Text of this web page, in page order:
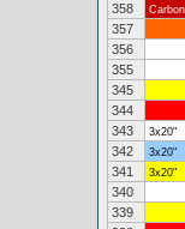
358
Carbon
357
356
355
345
344
343
3x20"
342
3x20"
341
3x20"
340
339